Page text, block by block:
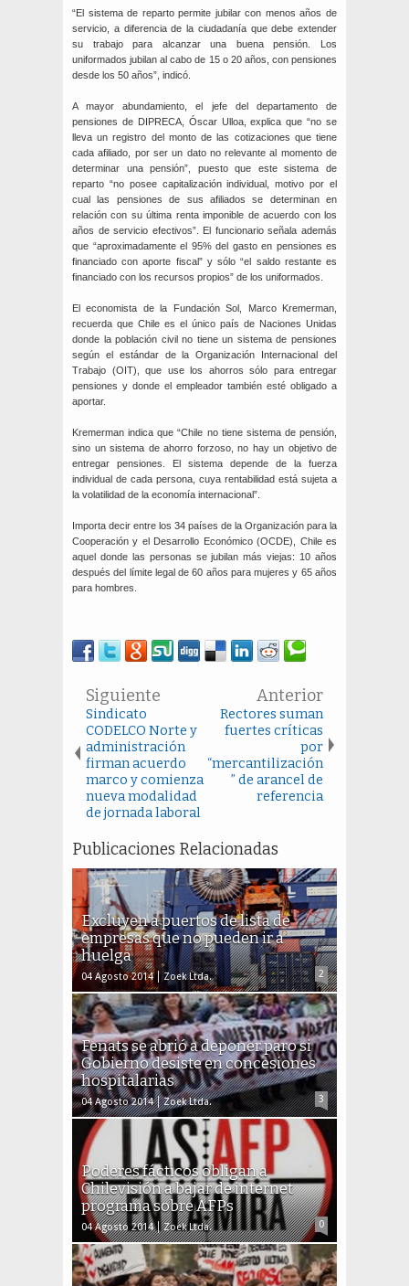
“El sistema de reparto permite jubilar con menos años de
servicio, a diferencia de la ciudadanía que debe extender
su trabajo para alcanzar una buena pensión. Los
uniformados jubilan al cabo de 15 o 20 años, con pensiones
desde los 50 años”, indicó.
A mayor abundamiento, el jefe del departamento de
pensiones de DIPRECA, Óscar Ulloa, explica que “no se
lleva un registro del monto de las cotizaciones que tiene
cada afiliado, por ser un dato no relevante al momento de
determinar una pensión”, puesto que este sistema de
reparto “no posee capitalización individual, motivo por el
cual las pensiones de sus afiliados se determinan en
relación con su última renta imponible de acuerdo con los
años de servicio efectivos”. El funcionario señala además
que “aproximadamente el 95% del gasto en pensiones es
financiado con aporte fiscal” y sólo “el saldo restante es
financiado con los recursos propios” de los uniformados.
El economista de la Fundación Sol, Marco Kremerman,
recuerda que Chile es el único país de Naciones Unidas
donde la población civil no tiene un sistema de pensiones
según el estándar de la Organización Internacional del
Trabajo (OIT), que use los ahorros sólo para entregar
pensiones y donde el empleador también esté obligado a
aportar.
Kremerman indica que “Chile no tiene sistema de pensión,
sino un sistema de ahorro forzoso, no hay un objetivo de
entregar pensiones. El sistema depende de la fuerza
individual de cada persona, cuya rentabilidad está sujeta a
la volatilidad de la economía internacional”.
Importa decir entre los 34 países de la Organización para la
Cooperación y el Desarrollo Económico (OCDE), Chile es
aquel donde las personas se jubilan más viejas: 10 años
después del límite legal de 60 años para mujeres y 65 años
para hombres.
Siguiente
Sindicato
CODELCO Norte y
administración
firman acuerdo
marco y comienza
nueva modalidad
de jornada laboral
Anterior
Rectores suman
fuertes críticas
por
“mercantilización
” de arancel de
referencia
Publicaciones Relacionadas
Excluyen a puertos de lista de
empresas que no pueden ir a
huelga
04 Agosto 2014 Zoek Ltda. 2
Fenats se abrió a deponer paro si
Gobierno desiste en concesiones
hospitalarias
04 Agosto 2014 Zoek Ltda. 3
Poderes fácticos obligan a
Chilevisión a bajar de internet
programa sobre AFPs
04 Agosto 2014 Zoek Ltda. 0